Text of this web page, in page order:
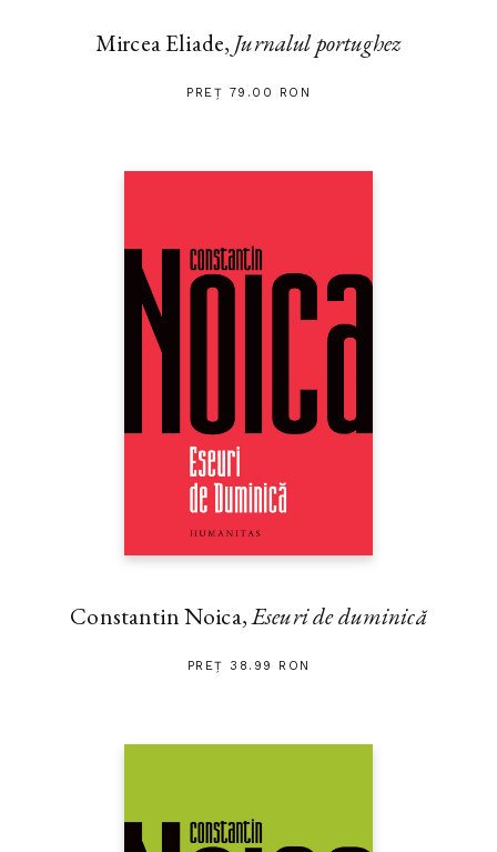
Mircea Eliade, Jurnalul portughez
PREȚ 79.00 RON
Constantin Noica,Eseuri de duminică
PREȚ 38.99 RON